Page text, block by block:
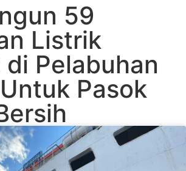
59
Listrik
Pelabuhan
Pasok